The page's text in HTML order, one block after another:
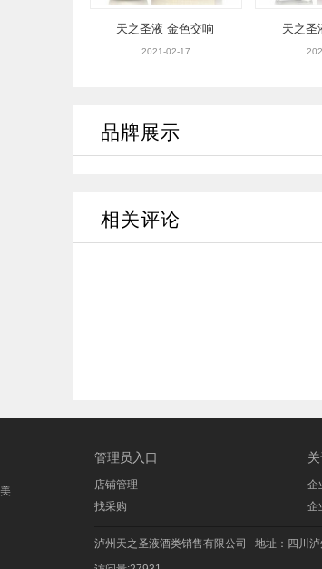
天之圣液 金色交响
2021-02-17
天之圣
品牌展示
相关评论
管理员入口
店铺管理
找采购
企
企
泸州天之圣液酒类销售有限公司
地址：四川